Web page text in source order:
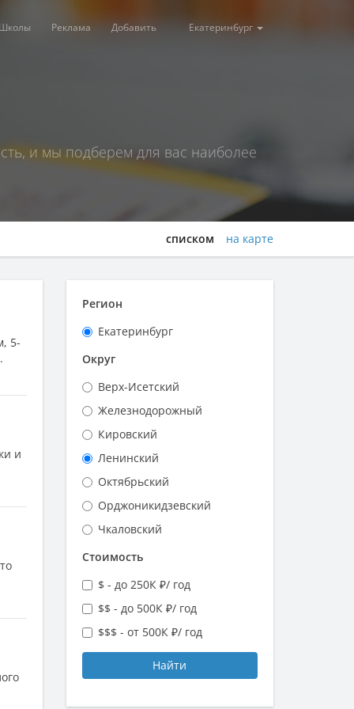
Екатеринбург
Реклама Добавить
и мы подберем для вас наиболее
списком на карте
5-
и
Регион
Екатеринбург
Округ
Верх-Исетский
Железнодорожный
Кировский
Ленинский
Октябрьский
Орджоникидзевский
Чкаловский
Стоимость
$ - до 250К ₽/ год
$$ - до 500К ₽/ год
$$$ - от 500К ₽/ год
Найти